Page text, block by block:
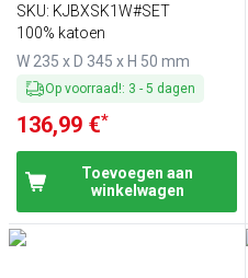
SKU: KJBXSK1W#SET
100% katoen
W 235 x D 345 x H 50 mm
Op voorraad!: 3 - 5 dagen
136,99 €*
Toevoegen aan
winkelwagen